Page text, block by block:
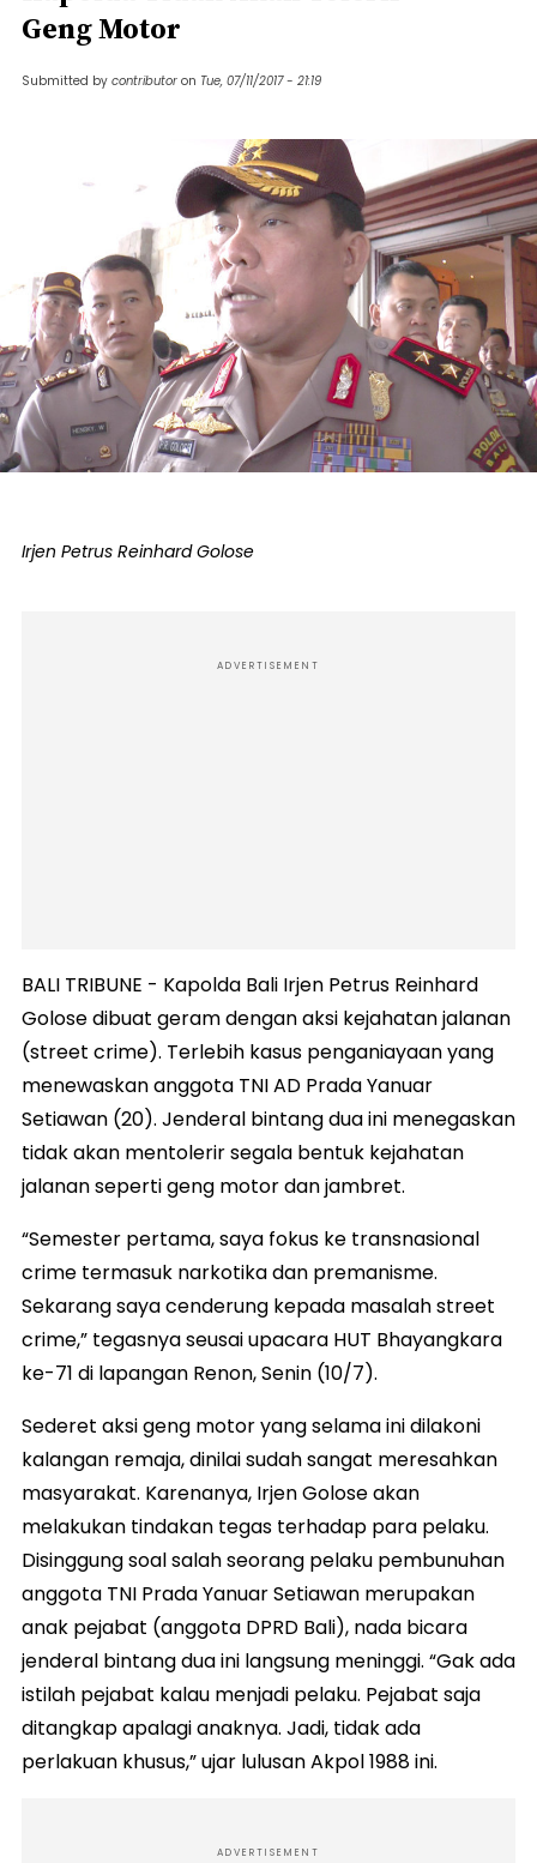
Geng Motor
Submitted by contributor on Tue, 07/11/2017 - 21:19
Irjen Petrus Reinhard Golose
ADVERTISEMENT
BALI TRIBUNE - Kapolda Bali Irjen Petrus Reinhard
Golose dibuat geram dengan aksi kejahatan jalanan
(street crime). Terlebih kasus penganiayaan yang
menewaskan anggota TNI AD Prada Yanuar
Setiawan (20). Jenderal bintang dua ini menegaskan
tidak akan mentolerir segala bentuk kejahatan
jalanan seperti geng motor dan jambret.
“Semester pertama, saya fokus ke transnasional
crime termasuk narkotika dan premanisme.
Sekarang saya cenderung kepada masalah street
crime,” tegasnya seusai upacara HUT Bhayangkara
ke-71 di lapangan Renon, Senin (10/7).
Sederet aksi geng motor yang selama ini dilakoni
kalangan remaja, dinilai sudah sangat meresahkan
masyarakat. Karenanya, Irjen Golose akan
melakukan tindakan tegas terhadap para pelaku.
Disinggung soal salah seorang pelaku pembunuhan
anggota TNI Prada Yanuar Setiawan merupakan
anak pejabat (anggota DPRD Bali), nada bicara
jenderal bintang dua ini langsung meninggi. “Gak ada
istilah pejabat kalau menjadi pelaku. Pejabat saja
ditangkap apalagi anaknya. Jadi, tidak ada
perlakuan khusus,” ujar lulusan Akpol 1988 ini.
ADVERTISEMENT